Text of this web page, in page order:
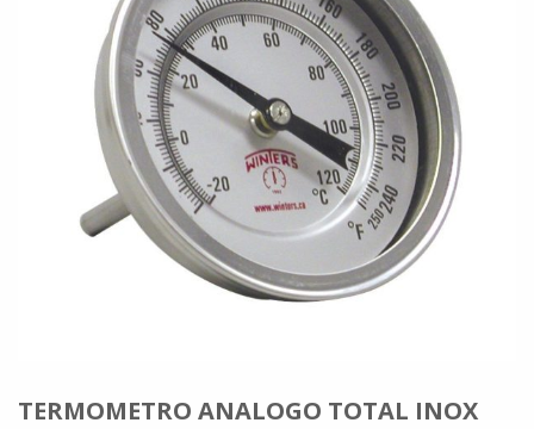
TERMOMETRO ANALOGO TOTAL INOX